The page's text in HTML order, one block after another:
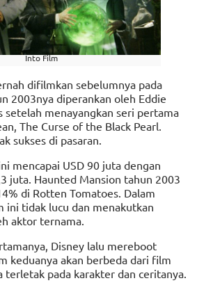
Into Film
difilmkan sebelumnya pada
2003nya diperankan oleh Eddie
menayangkan seri pertama
The Curse of the Black Pearl.
sukses di pasaran.
mencapai USD 90 juta dengan
juta. Haunted Mansion tahun 2003
di Rotten Tomatoes. Dalam
ini tidak lucu dan menakutkan
aktor ternama.
Disney lalu mereboot
keduanya akan berbeda dari film
terletak pada karakter dan ceritanya.